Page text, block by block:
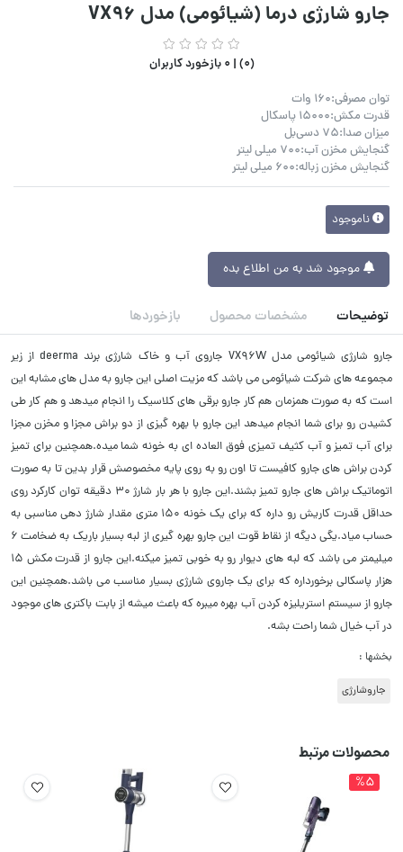
جارو شارژی درما (شیائومی) مدل VX96
(0) | 0 بازخورد کاربران
توان مصرفی:160 وات
قدرت مکش:۱۵۰۰۰ پاسکال
میزان صدا:75 دسی‌بل
گنجایش مخزن آب:700 میلی لیتر
گنجایش مخزن زباله:600 میلی لیتر
ناموجود
موجود شد به من اطلاع بده
توضیحات مشخصات محصول بازخوردها
جارو شارژی شیائومی مدل VX96W جاروی آب و خاک شارژی برند deerma از زیر
مجموعه های شرکت شیائومی می باشد که مزیت اصلی این جارو به مدل های مشابه این
است که به صورت همزمان هم کار جارو برقی های کلاسیک را انجام میدهد و هم کار طی
کشیدن رو برای شما انجام میدهد این جارو با بهره گیزی از دو براش مجزا و مخزن مجزا
برای آب تمیز و آب کثیف تمیزی فوق العاده ای به خونه شما میده.همچنین برای تمیز
کردن براش های جارو کافیست تا اون رو به روی پایه مخصوصش قرار بدین تا به صورت
اتوماتیک براش های جارو تمیز بشند.این جارو با هر بار شارژ 30 دقیقه توان کارکرد روی
حداقل قدرت کاریش رو داره که برای یک خونه 150 متری مقدار شارژ دهی مناسبی به
حساب میاد.یگی دیگه از نقاط قوت این جارو بهره گیری از لبه بسیار باریک به ضخامت 6
میلیمتر می باشد که لبه های دیوار رو به خوبی تمیز میکنه.این جارو از قدرت مکش 15
هزار پاسکالی برخورداره که برای یک جاروی شارژی بسیار مناسب می باشد.همچنین این
جارو از سیستم استریلیزه کردن آب بهره میبره که باعث میشه از بابت باکتری های موجود
در آب خیال شما راحت بشه.
بخشها :
جاروشارژی
محصولات مرتبط
%5